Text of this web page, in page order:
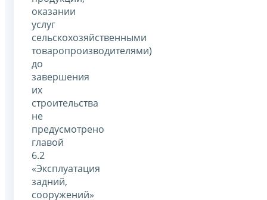
оказании
услуг
сельскохозяйственными
товаропроизводителями)
до
завершения
их
строительства
не
предусмотрено
главой
6.2
«Эксплуатация
задний,
сооружений»